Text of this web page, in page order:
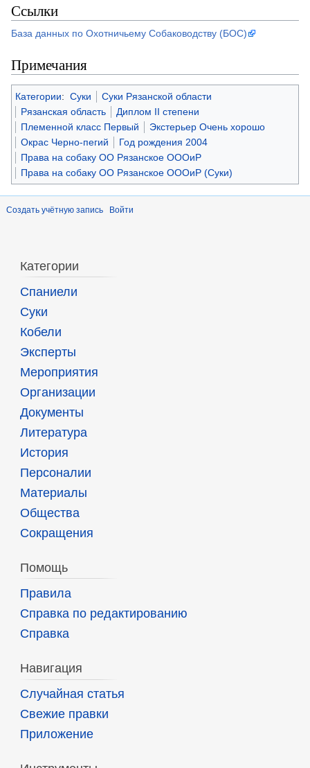
Ссылки
База данных по Охотничьему Собаководству (БОС)
Примечания
Категории: Суки
Суки Рязанской области
Рязанская область
Диплом II степени
Племенной класс Первый
Экстерьер Очень хорошо
Окрас Черно-пегий
Год рождения 2004
Права на собаку ОО Рязанское ОООиР
Права на собаку ОО Рязанское ОООиР (Суки)
Создать учётную запись Войти
Категории
Спаниели
Суки
Кобели
Эксперты
Мероприятия
Организации
Документы
Литература
История
Персоналии
Материалы
Общества
Сокращения
Помощь
Правила
Справка по редактированию
Справка
Навигация
Случайная статья
Свежие правки
Приложение